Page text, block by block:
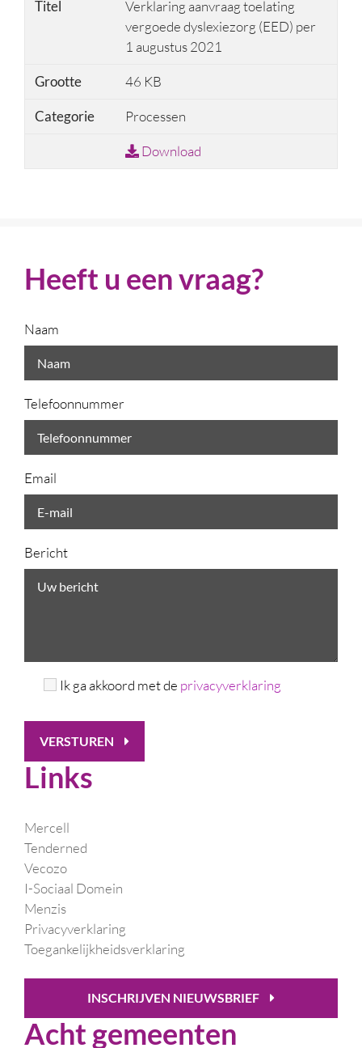
Titel
Verklaring aanvraag toelating
vergoede dyslexiezorg (EED) per
1 augustus 2021
Grootte 46 KB
Categorie Processen
Download
Heeft u een vraag?
Naam
Telefoonnummer
Email
Bericht
Ik ga akkoord met de privacyverklaring
VERSTUREN
Links
Mercell
Tenderned
Vecozo
I-Sociaal Domein
Menzis
Privacyverklaring
Toegankelijkheidsverklaring
INSCHRIJVEN NIEUWSBRIEF
Acht gemeenten